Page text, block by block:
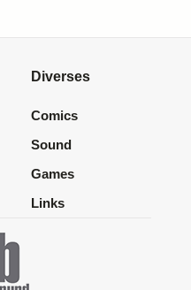
Diverses
Comics
Sound
Games
Links